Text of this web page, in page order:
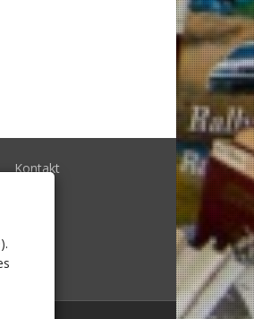
Kontakt